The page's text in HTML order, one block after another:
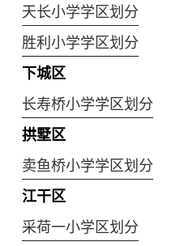
天长小学学区划分
胜利小学学区划分
下城区
长寿桥小学学区划分
拱墅区
卖鱼桥小学学区划分
江干区
采荷一小学区划分